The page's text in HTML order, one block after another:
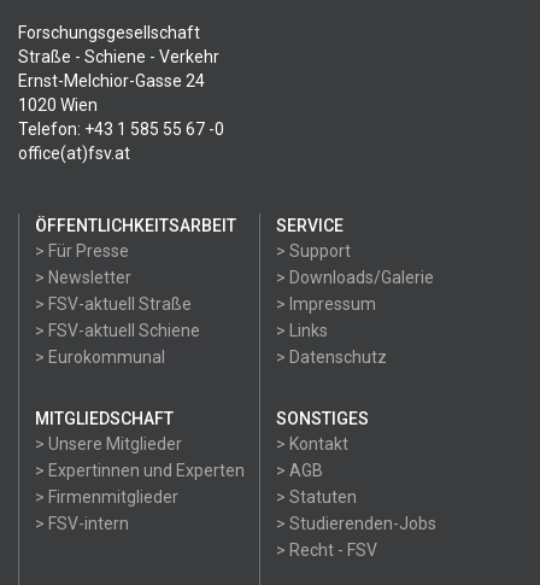
Forschungsgesellschaft
Straße - Schiene - Verkehr
Ernst-Melchior-Gasse 24
1020 Wien
Telefon: +43 1 585 55 67 -0
office(at)fsv.at
ÖFFENTLICHKEITSARBEIT
> Für Presse
> Newsletter
> FSV-aktuell Straße
> FSV-aktuell Schiene
> Eurokommunal
SERVICE
> Support
> Downloads/Galerie
> Impressum
> Links
> Datenschutz
MITGLIEDSCHAFT
> Unsere Mitglieder
> Expertinnen und Experten
> Firmenmitglieder
> FSV-intern
SONSTIGES
> Kontakt
> AGB
> Statuten
> Studierenden-Jobs
> Recht - FSV